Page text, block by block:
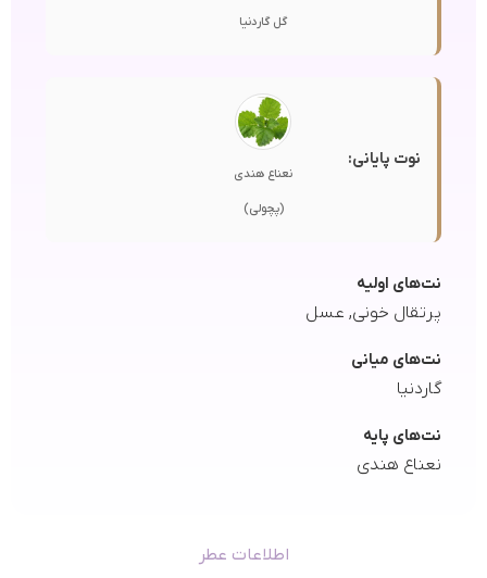
اطلاعات عطر
گل گاردنیا
نوت پایانی:
نعناع هندی
(پچولی)
نت‌های اولیه
پرتقال خونی, عسل
نت‌های میانی
گاردنیا
نت‌های پایه
نعناع هندی